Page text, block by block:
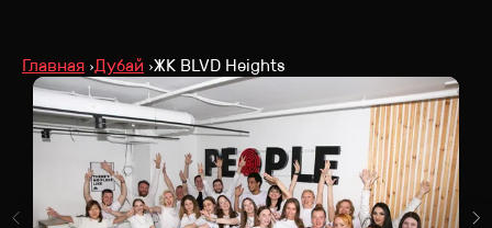
Главная Дубай ЖК BLVD Heights